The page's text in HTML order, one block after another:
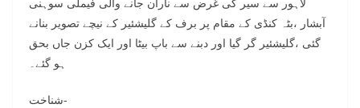
آبشار ،بٹہ کنڈی کے مقام پر برف کے گلیشئیر کے نیچے تصویر بنانے
گئی ،گلیشئیر گر گیا اور دبنے سے باپ بیٹا اور ایک کزن جاں بحق
ہو گئے۔
شناخت-